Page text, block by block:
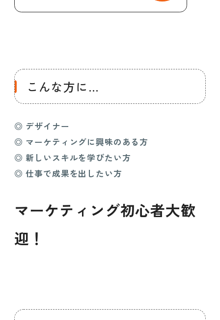
こんな方に…
◎ デザイナー
◎ マーケティングに興味のある方
◎ 新しいスキルを学びたい方
◎ 仕事で成果を出したい方
マーケティング初心者大歓
迎！